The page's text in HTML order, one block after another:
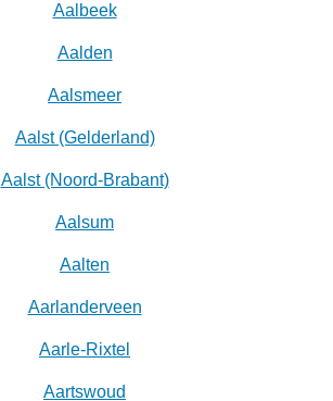
Aalbeek
Aalden
Aalsmeer
Aalst (Gelderland)
Aalst (Noord-Brabant)
Aalsum
Aalten
Aarlanderveen
Aarle-Rixtel
Aartswoud